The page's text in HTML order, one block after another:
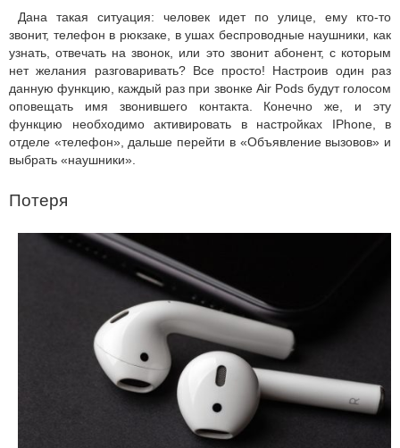
Дана такая ситуация: человек идет по улице, ему кто-то
звонит, телефон в рюкзаке, в ушах беспроводные наушники, как
узнать, отвечать на звонок, или это звонит абонент, с которым
нет желания разговаривать? Все просто! Настроив один раз
данную функцию, каждый раз при звонке Air Pods будут голосом
оповещать имя звонившего контакта. Конечно же, и эту
функцию необходимо активировать в настройках IPhone, в
отделе «телефон», дальше перейти в «Объявление вызовов» и
выбрать «наушники».
Потеря